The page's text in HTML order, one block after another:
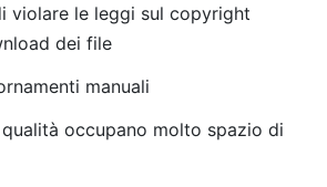
violare le leggi sul copyright
dei file
manuali
occupano molto spazio di